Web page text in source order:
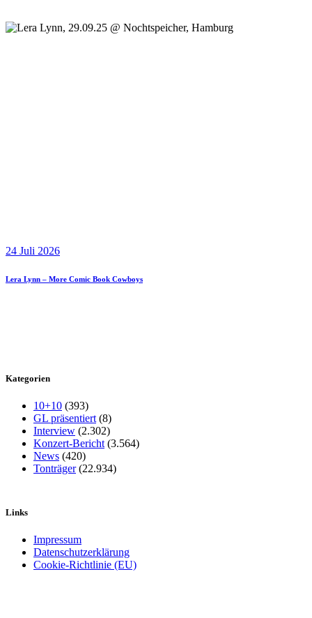
24 Juli 2026
Lera Lynn – More Comic Book Cowboys
Kategorien
10+10 (393)
GL präsentiert (8)
Interview (2.302)
Konzert-Bericht (3.564)
News (420)
Tonträger(22.934)
Links
Impressum
Datenschutzerklärung
Cookie-Richtlinie (EU)